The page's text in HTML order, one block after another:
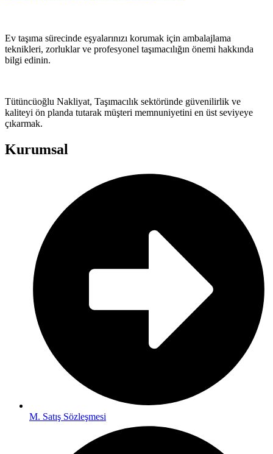
Ev taşıma sürecinde eşyalarınızı korumak için ambalajlama
teknikleri, zorluklar ve profesyonel taşımacılığın önemi hakkında
bilgi edinin.
Tütüncüoğlu Nakliyat, Taşımacılık sektöründe güvenilirlik ve
kaliteyi ön planda tutarak müşteri memnuniyetini en üst seviyeye
çıkarmak.
Kurumsal
M. Satış Sözleşmesi